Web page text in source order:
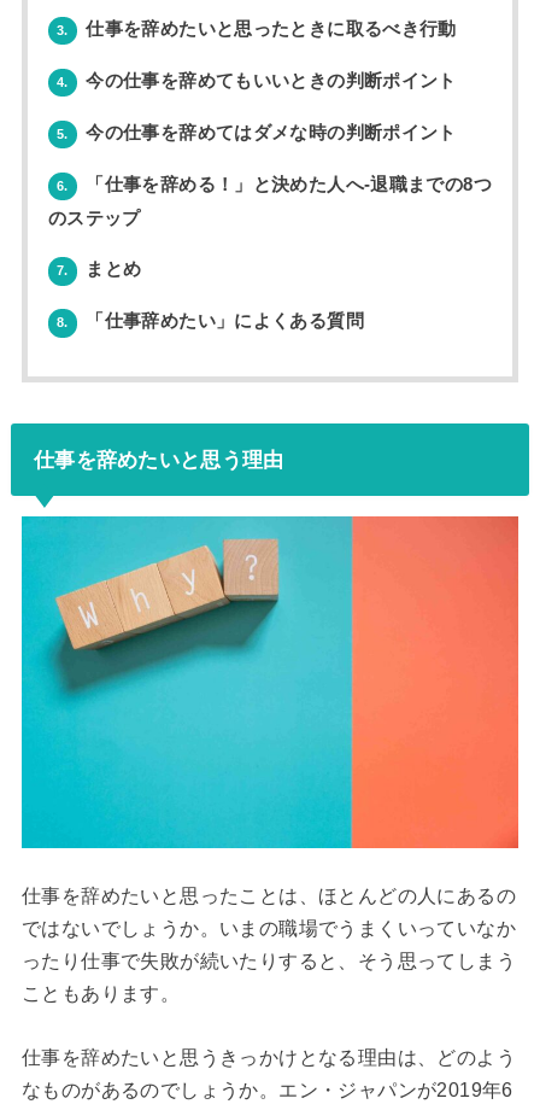
3. 仕事を辞めたいと思ったときに取るべき行動
4. 今の仕事を辞めてもいいときの判断ポイント
5. 今の仕事を辞めてはダメな時の判断ポイント
6.
「仕事を辞める！」と決めた人へ-退職までの8つ
のステップ
7. まとめ
8. 「仕事辞めたい」によくある質問
仕事を辞めたいと思う理由
仕事を辞めたいと思ったことは、ほとんどの人にあるの
ではないでしょうか。いまの職場でうまくいっていなか
ったり仕事で失敗が続いたりすると、そう思ってしまう
こともあります。
仕事を辞めたいと思うきっかけとなる理由は、どのよう
なものがあるのでしょうか。エン・ジャパンが2019年6